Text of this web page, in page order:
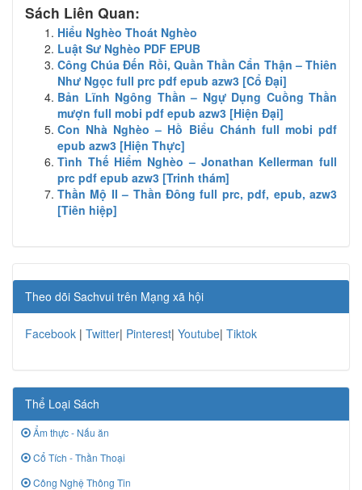
Sách Liên Quan:
Hiểu Nghèo Thoát Nghèo
Luật Sư Nghèo PDF EPUB
Công Chúa Đến Rồi, Quần Thần Cẩn Thận – Thiên
Như Ngọc full prc pdf epub azw3 [Cổ Đại]
Bản Lĩnh Ngông Thần – Ngự Dụng Cuồng Thần
mượn full mobi pdf epub azw3 [Hiện Đại]
Con Nhà Nghèo – Hồ Biểu Chánh full mobi pdf
epub azw3 [Hiện Thực]
Tình Thế Hiểm Nghèo – Jonathan Kellerman full
prc pdf epub azw3 [Trinh thám]
Thần Mộ II – Thần Đông full prc, pdf, epub, azw3
[Tiên hiệp]
Theo dõi Sachvui trên Mạng xã hội
Facebook | Twitter| Pinterest| Youtube| Tiktok
Thể Loại Sách
Ẩm thực - Nấu ăn
Cổ Tích - Thần Thoại
Công Nghệ Thông Tin